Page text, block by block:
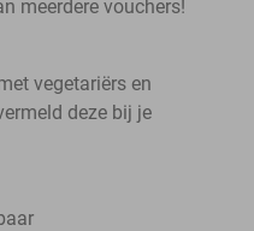
meerdere vouchers!
vegetariërs en
deze bij je